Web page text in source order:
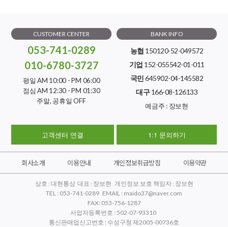
CUSTOMER CENTER
053-741-0289
010-6780-3727
평일 AM 10:00 - PM 06:00
점심 AM 12:30 - PM 01:30
주말, 공휴일 OFF
BANK INFO
농협 150120-52-049572
기업 152-055542-01-011
국민645902-04-145582
대구166-08-126133
예금주 : 장보현
고객센터 연결 1:1 문의하기
회사소개 이용안내 개인정보취급방침 이용약관
상호 : 대현통상 대표 : 장보현 개인정보 보호 책임자 : 장보현
TEL : 053-741-0289 EMAIL : maido37@naver.com
FAX: 053-756-1287
사업자등록번호 : 502-07-93310
통신판매업신고번호 : 수성구청 제2005-00736호